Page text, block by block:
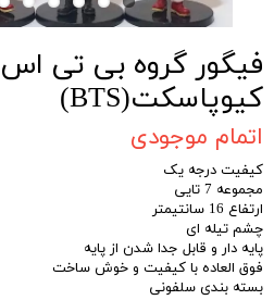
فیگور گروه بی تی اس
کیوپاسکت(BTS)
اتمام موجودی
کیفیت درجه یک
مجموعه 7 تایی
ارتفاع 16 سانتیمتر
چشم تیله ای
پایه دار و قابل جدا شدن از پایه
فوق العاده با کیفیت و خوش ساخت
بسته بندی سلفونی